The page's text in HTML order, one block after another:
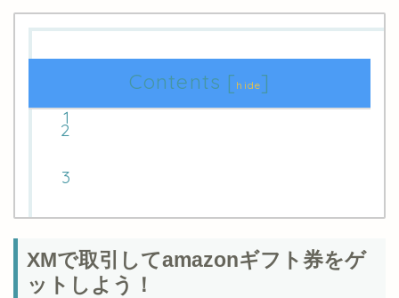
Contents [ hide]
XMで取引してamazonギフト券をゲ
ットしよう！